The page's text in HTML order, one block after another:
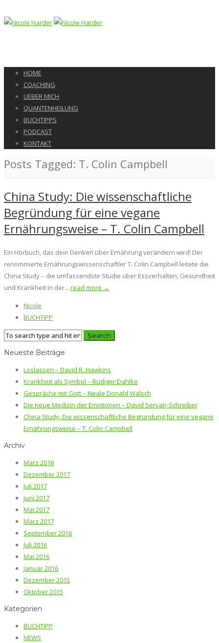
HOME
COACHING
UEBER MICH
QUANTENHEILUNG
BUCHTIPPS
PODCAST
KONTAKT
Posts Tagged: T. Colin Campbell
China Study: Die wissenschaftliche
Begründung für eine vegane
Ernährungsweise – T. Colin Campbell
Ein Hörbuch, das dein Denken über Ernährung verändern wird! Der
renommierte Ernährungswissenschaftler T. Colin Campbell leitete die
China Study – die umfassendste Studie über Essverhalten, Gesundheit
und Krankheit in der... read more →
Nicole
BUCHTIPP
Neueste Beiträge
Loslassen – David R. Hawkins
Krankheit als Symbol – Rüdiger Dahlke
Gespräche mit Gott – Neale Donald Walsch
Die neue Medizin der Emotionen – David Servan-Schreiber
China Study: Die wissenschaftliche Begründung für eine vegane
Ernährungsweise – T. Colin Campbell
Archiv
März 2018
Dezember 2017
Juli 2017
Juni 2017
Mai 2017
März 2017
September 2016
Juli 2016
Mai 2016
Januar 2016
Dezember 2015
Oktober 2015
Kategorien
BUCHTIPP
NEWS